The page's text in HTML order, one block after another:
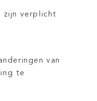
zijn verplicht
van
te